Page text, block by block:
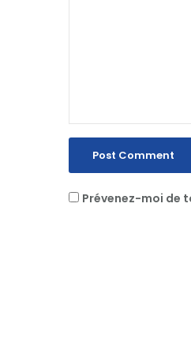
Prévenez-moi de